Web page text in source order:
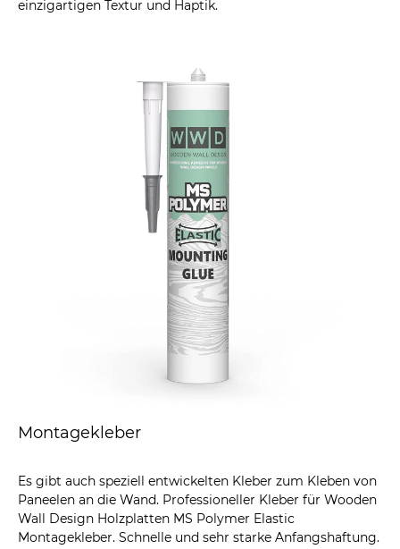
einzigartigen Textur und Haptik.
Montagekleber
Es gibt auch speziell entwickelten Kleber zum Kleben von
Paneelen an die Wand. Professioneller Kleber für Wooden
Wall Design Holzplatten MS Polymer Elastic
Montagekleber. Schnelle und sehr starke Anfangshaftung.